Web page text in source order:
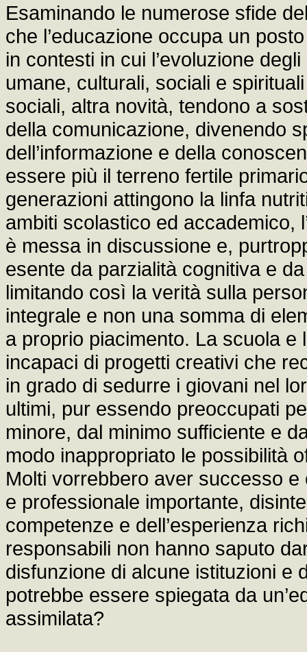
Esaminando le numerose sfide
che l’educazione occupa un
in contesti in cui l’evoluzione
umane, culturali, sociali e
sociali, altra novità, tendono a
della comunicazione, divenendo
dell’informazione e della
essere più il terreno fertile
generazioni attingono la linfa
ambiti scolastico ed accademico,
è messa in discussione e,
esente da parzialità cognitiva e
limitando così la verità sulla
integrale e non una somma di
a proprio piacimento. La scuola e
incapaci di progetti creativi che
in grado di sedurre i giovani nel
ultimi, pur essendo preoccupati
minore, dal minimo sufficiente e
modo inappropriato le possibilità
Molti vorrebbero aver successo
e professionale importante,
competenze e dell’esperienza
responsabili non hanno saputo
disfunzione di alcune istituzioni e
potrebbe essere spiegata da
assimilata?